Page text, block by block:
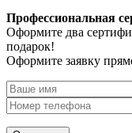
Профессиональная
Оформите два
подарок!
Оформите заявку